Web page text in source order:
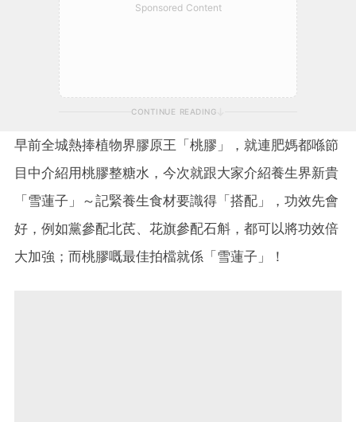
Sponsored Content
CONTINUE READING
早前全城熱捧植物界膠原王「桃膠」，就連肥媽都喺節
目中介紹用桃膠整糖水，今次就跟大家介紹養生界新貴
「雪蓮子」～記緊養生食材要識得「搭配」，功效先會
好，例如黨參配北芪、花旗參配石斛，都可以將功效倍
大加強；而桃膠嘅最佳拍檔就係「雪蓮子」！